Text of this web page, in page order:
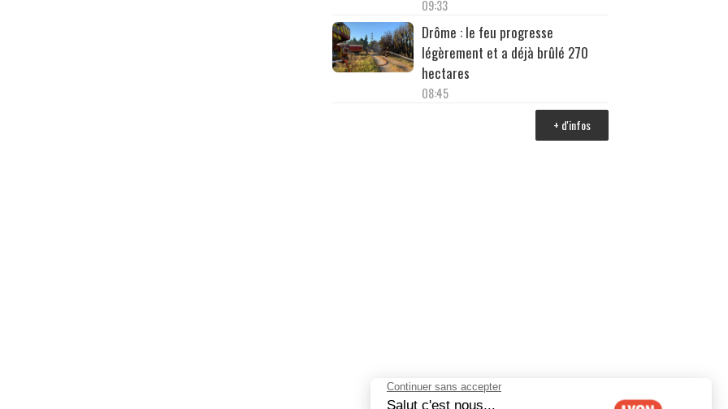
09:33
Drôme : le feu progresse
légèrement et a déjà brûlé 270
hectares
08:45
+ d'infos